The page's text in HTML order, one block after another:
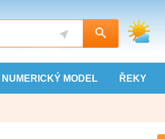
NUMERICKÝ MODEL ŘEKY